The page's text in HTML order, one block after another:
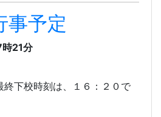
事予定
21分
校時刻は、１６：２０で